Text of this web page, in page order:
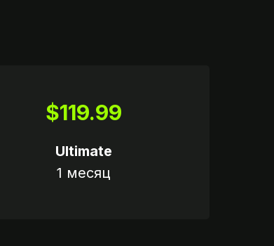
$119.99
Ultimate
1 месяц